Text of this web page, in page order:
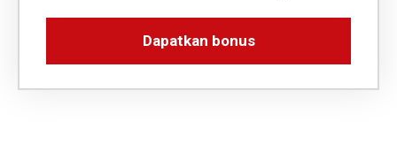
Dapatkan bonus